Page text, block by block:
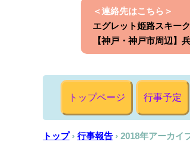
＜連絡先はこちら＞
エグレット姫路スキ
【神戸・神戸市周辺
トップページ 行事予定
トップ › 行事報告 › 2018年アーカイ